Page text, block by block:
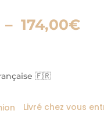
– 174,00€
🇫🇷
Livré chez vous